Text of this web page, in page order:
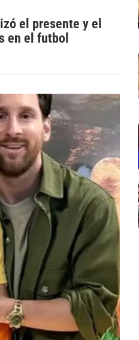
el presente y el
en el futbol